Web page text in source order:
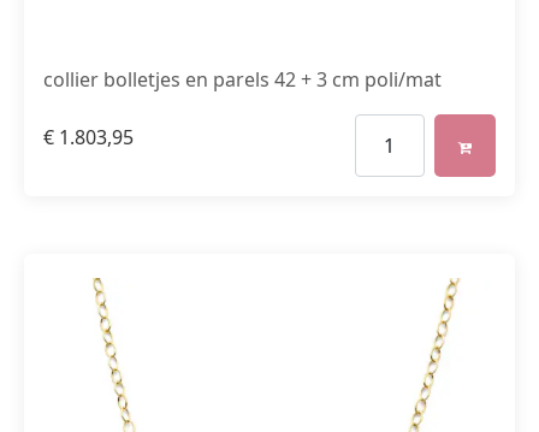
collier bolletjes en parels 42 + 3 cm poli/mat
€ 1.803,95